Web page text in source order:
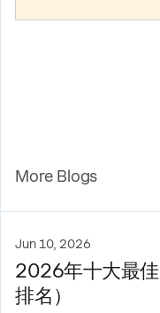
More Blogs
Jun 10, 2026
2026年十大最
排名）